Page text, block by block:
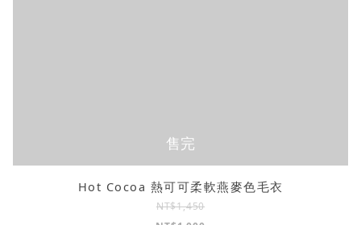
售完
Hot Cocoa 熱可可柔軟燕麥色毛衣
NT$1,450